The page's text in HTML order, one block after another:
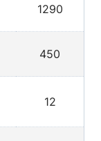
1290
450
12